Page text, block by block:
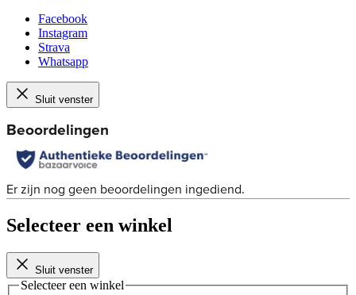
Facebook
Instagram
Strava
Whatsapp
Sluit venster
Selecteer een winkel
Sluit venster
Selecteer een winkel